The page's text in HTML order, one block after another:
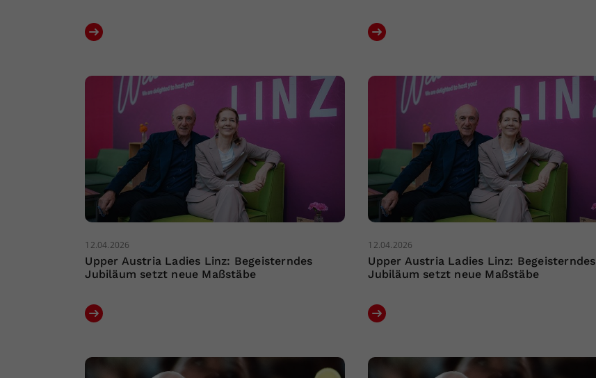
12.04.2026
Upper Austria Ladies Linz: Begeisterndes
Jubiläum setzt neue Maßstäbe
12.04.2026
Upper Austria Ladies Linz: Begeisterndes
Jubiläum setzt neue Maßstäbe